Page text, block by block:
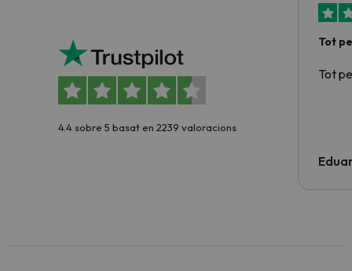
4.4 sobre 5 basat en 2239 valoracions
Tot
Tot